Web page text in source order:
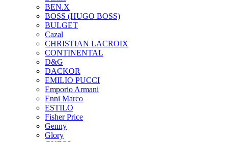
BEN.X
BOSS (HUGO BOSS)
BULGET
Cazal
CHRISTIAN LACROIX
CONTINENTAL
D&G
DACKOR
EMILIO PUCCI
Emporio Armani
Enni Marco
ESTILO
Fisher Price
Genny
Glory